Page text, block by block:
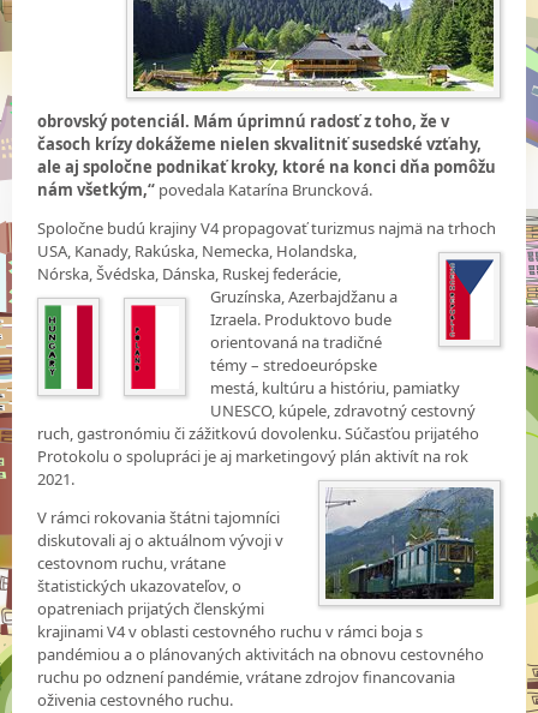
obrovský potenciál. Mám úprimnú radosť z toho, že v
časoch krízy dokážeme nielen skvalitniť susedské vzťahy,
ale aj spoločne podnikať kroky, ktoré na konci dňa pomôžu
nám všetkým,“ povedala Katarína Bruncková.
Spoločne budú krajiny V4 propagovať turizmus najmä na trhoch
USA, Kanady, Rakúska, Nemecka, Holandska,
Nórska, Švédska, Dánska, Ruskej federácie,
Gruzínska, Azerbajdžanu a
Izraela. Produktovo bude
orientovaná na tradičné
témy – stredoeurópske
mestá, kultúru a históriu, pamiatky
UNESCO, kúpele, zdravotný cestovný
ruch, gastronómiu či zážitkovú dovolenku. Súčasťou prijatého
Protokolu o spolupráci je aj marketingový plán aktivít na rok
2021.
V rámci rokovania štátni tajomníci
diskutovali aj o aktuálnom vývoji v
cestovnom ruchu, vrátane
štatistických ukazovateľov, o
opatreniach prijatých členskými
krajinami V4 v oblasti cestovného ruchu v rámci boja s
pandémiou a o plánovaných aktivitách na obnovu cestovného
ruchu po odznení pandémie, vrátane zdrojov financovania
oživenia cestovného ruchu.